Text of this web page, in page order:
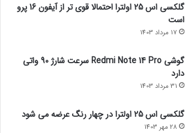
گلکسی اس 25 اولترا احتمالا قوی تر از آیفون 16 پرو
است
17 مرداد 1403
گوشی Redmi Note 14 Pro سرعت شارژ 90 واتی
دارد
31 مرداد 1403
گلکسی اس 25 اولترا در چهار رنگ عرضه می شود
28 مهر 1403